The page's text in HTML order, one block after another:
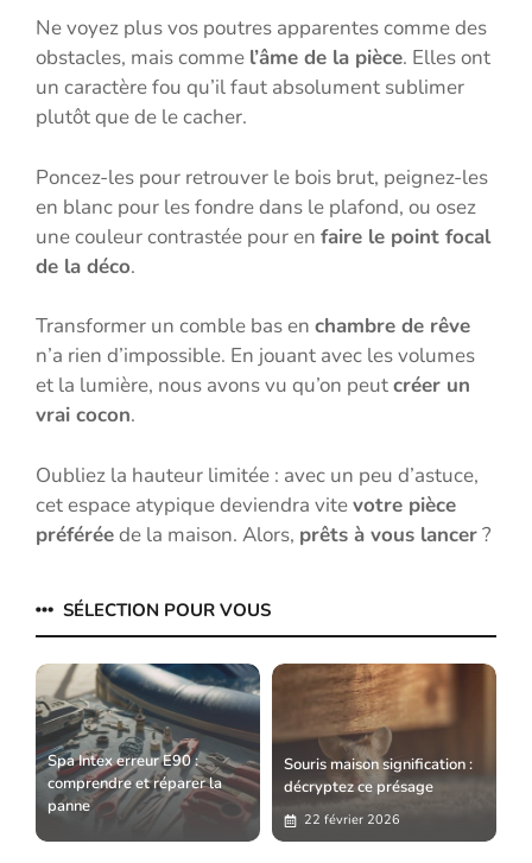
Ne voyez plus vos poutres apparentes comme des
obstacles, mais comme l’âme de la pièce. Elles ont
un caractère fou qu’il faut absolument sublimer
plutôt que de le cacher.
Poncez-les pour retrouver le bois brut, peignez-les
en blanc pour les fondre dans le plafond, ou osez
une couleur contrastée pour en faire le point focal
de la déco.
Transformer un comble bas en chambre de rêve
n’a rien d’impossible. En jouant avec les volumes
et la lumière, nous avons vu qu’on peutcréer un
vrai cocon.
Oubliez la hauteur limitée : avec un peu d’astuce,
cet espace atypique deviendra vitevotre pièce
préféréede la maison. Alors, prêts à vous lancer?
SÉLECTION POUR VOUS
Spa Intex erreur E90 :
comprendre et réparer la
panne
Souris maison signification :
décryptez ce présage
22 février 2026